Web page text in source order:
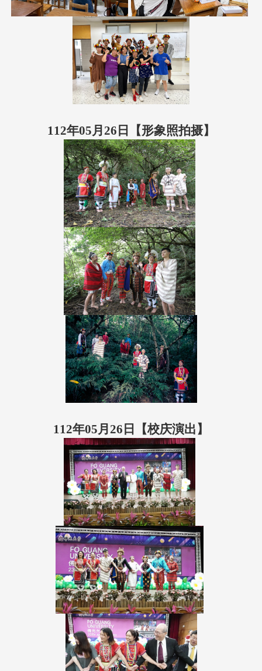
112年05月26日【形象照拍摄】
112年05月26日【校庆演出】